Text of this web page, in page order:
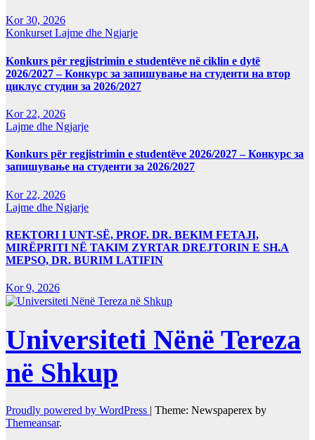
Kor 30, 2026
KonkursetLajme dhe Ngjarje
Konkurs për regjistrimin e studentëve në ciklin e dytë
2026/2027 – Конкурс за запишување на студенти на втор
циклус студии за 2026/2027
Kor 22, 2026
Lajme dhe Ngjarje
Konkurs për regjistrimin e studentëve 2026/2027 – Конкурс за
запишување на студенти за 2026/2027
Kor 22, 2026
Lajme dhe Ngjarje
REKTORI I UNT-SË, PROF. DR. BEKIM FETAJI,
MIRËPRITI NË TAKIM ZYRTAR DREJTORIN E SH.A
MEPSO, DR. BURIM LATIFIN
Kor 9, 2026
Universiteti Nënë Tereza
në Shkup
Proudly powered by WordPress | Theme: Newspaperex by
Themeansar.